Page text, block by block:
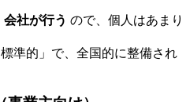
会社が行う ので、個人はあまり
準的」で、全国的に整備され